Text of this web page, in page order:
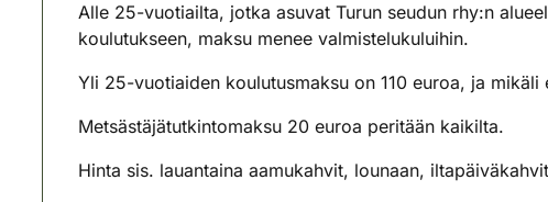
Alle 25-vuotiailta, jotka asuvat Turun seudun rhy:n
koulutukseen, maksu menee valmistelukuluihin.
Yli 25-vuotiaiden koulutusmaksu on 110 euroa, ja
Metsästäjätutkintomaksu 20 euroa peritään kaikilta.
Hinta sis. lauantaina aamukahvit, lounaan,